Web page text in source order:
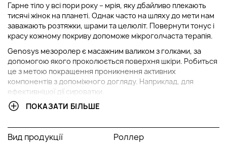
Гарне тіло у всі пори року – мрія, яку дбайливо плекають
тисячі жінок на планеті. Однак часто на шляху до мети нам
заважають розтяжки, шрами та целюліт. Повернути тонус і
красу кожному покриву допоможе мікроголчаста терапія.
Genosys мезоролер є масажним валиком з голками, за
допомогою якого проколюється поверхня шкіри. Робиться
це з метою покращення проникнення активних
компонентів з допоміжного догляду. Наприклад, для
ефективнішої дії сироватки.
Насправді південно-корейський бренд Genosys вже не
компанії продовжили справу материнської компанії TS MG
Co. з Ltd, яка й популяризувала колись цю процедуру. Плюс
ПОКАЗАТИ БІЛЬШЕ
Вид продукції
Роллер